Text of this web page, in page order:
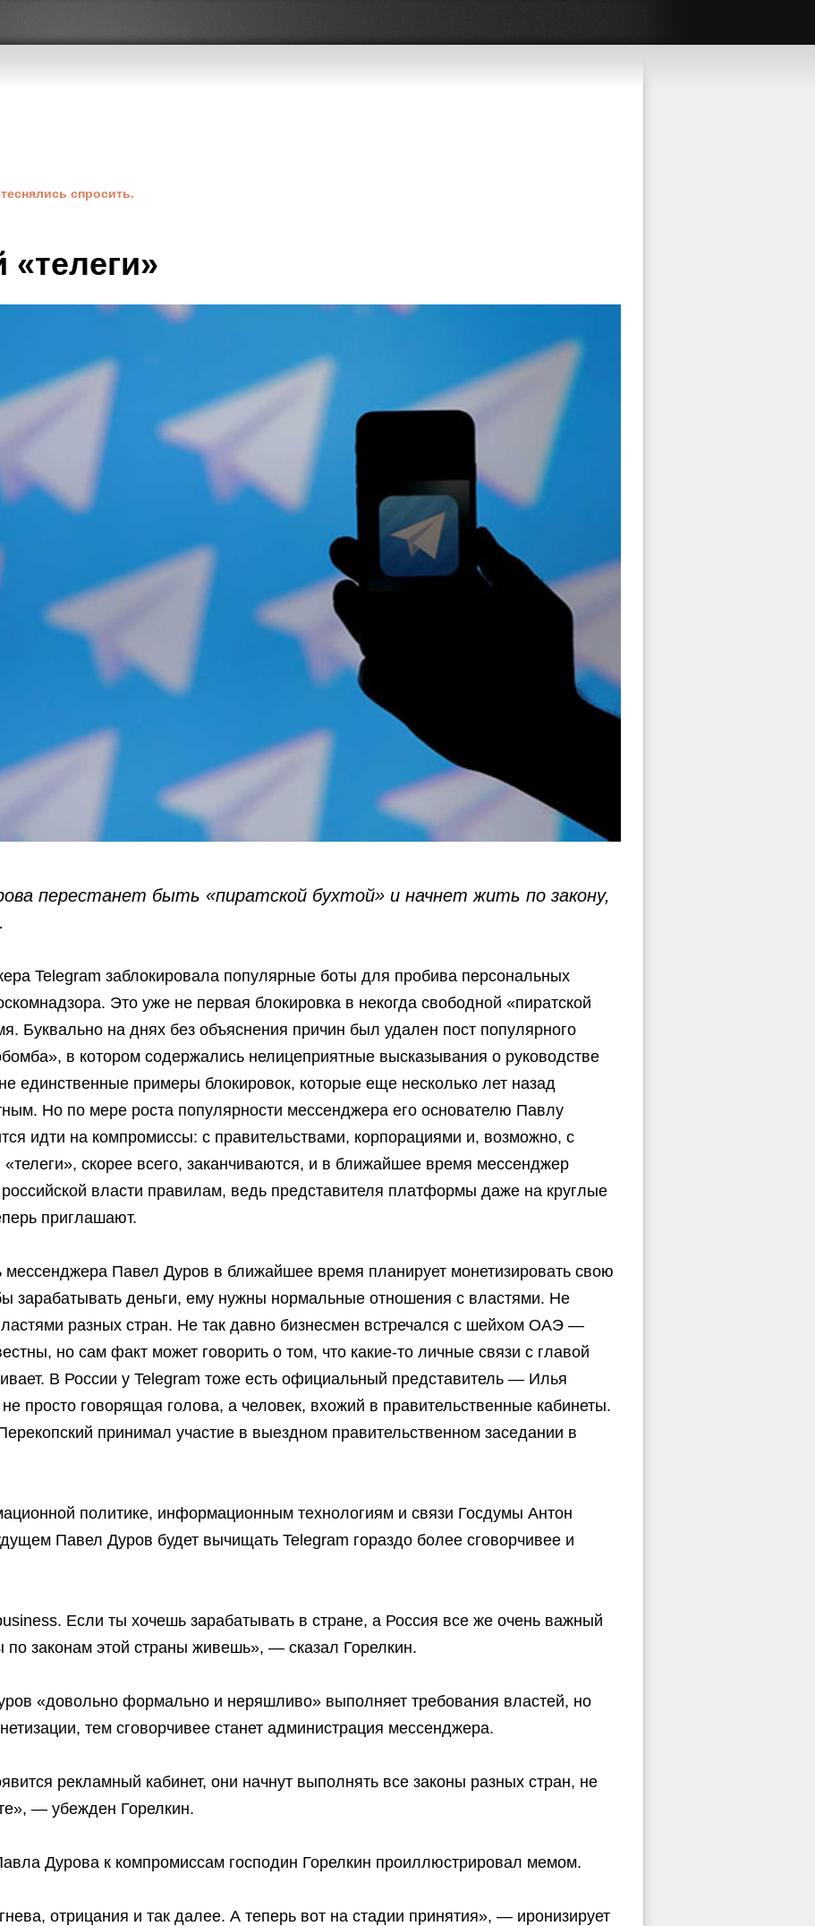
спросить.
«телеги»
перестанет быть «пиратской бухтой» и начнет жить по закону,
Telegram заблокировала популярные боты для пробива персональных
Это уже не первая блокировка в некогда свободной «пиратской
Буквально на днях без объяснения причин был удален пост популярного
в котором содержались нелицеприятные высказывания о руководстве
единственные примеры блокировок, которые еще несколько лет назад
Но по мере роста популярности мессенджера его основателю Павлу
идти на компромиссы: с правительствами, корпорациями и, возможно, с
скорее всего, заканчиваются, и в ближайшее время мессенджер
власти правилам, ведь представителя платформы даже на круглые
приглашают.
мессенджера Павел Дуров в ближайшее время планирует монетизировать свою
зарабатывать деньги, ему нужны нормальные отношения с властями. Не
разных стран. Не так давно бизнесмен встречался с шейхом ОАЭ —
но сам факт может говорить о том, что какие-то личные связи с главой
В России у Telegram тоже есть официальный представитель — Илья
просто говорящая голова, а человек, вхожий в правительственные кабинеты.
принимал участие в выездном правительственном заседании в
политике, информационным технологиям и связи Госдумы Антон
Павел Дуров будет вычищать Telegram гораздо более сговорчивее и
Если ты хочешь зарабатывать в стране, а Россия все же очень важный
по законам этой страны живешь», — сказал Горелкин.
«довольно формально и неряшливо» выполняет требования властей, но
тем сговорчивее станет администрация мессенджера.
рекламный кабинет, они начнут выполнять все законы разных стран, не
— убежден Горелкин.
Дурова к компромиссам господин Горелкин проиллюстрировал мемом.
отрицания и так далее. А теперь вот на стадии принятия», — иронизирует